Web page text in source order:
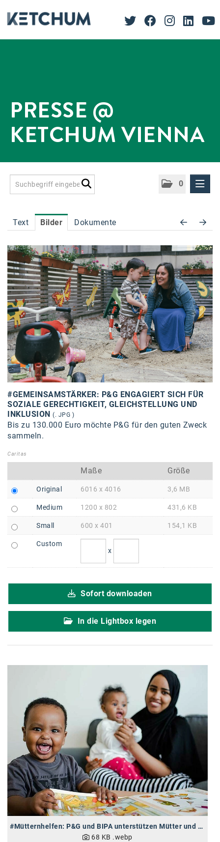
PRESSE @
KETCHUM VIENNA
0
Accessiway
Accor
ALC
Anadi Bank
Arthur D. Little
Bake the Shape
BBDO Wien
bellaflora
Be.See.
BISON
Brandl Talos
BRP-Rotax
Bundesdenkmalamt
Calle Libre
DDB Wien
Enkeltaugliches Österreich
Helvetia Österreich
Kinderwunschzentrum
Kostenwahrheit
Kyndryl
LWND
Mastercard
NEOH
Nespresso
Text Bilder Dokumente
#GEMEINSAMSTÄRKER: P&G ENGAGIERT SICH FÜR
SOZIALE GERECHTIGKEIT, GLEICHSTELLUNG UND
INKLUSION (. JPG )
Bis zu 130.000 Euro möchte P&G für den guten Zweck
sammeln.
Caritas
Maße Größe
Original 6016 x 4016 3,6 MB
Medium 1200 x 802 431,6 KB
Small 600 x 401 154,1 KB
Custom
x
Sofort downloaden
In die Lightbox legen
#Mütternhelfen: P&G und BIPA unterstützen Mütter und Kinder in Not
68 KB .webp